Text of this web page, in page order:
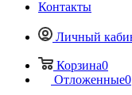
Контакты
Личный
Корзина0
Отложенные0